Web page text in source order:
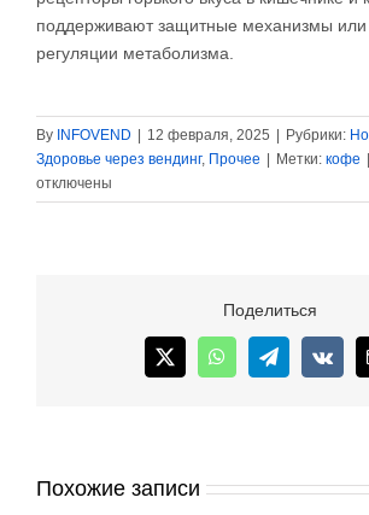
поддерживают защитные механизмы или
регуляции метаболизма.
By INFOVEND 12 февраля, 2025 Рубрики:
Здоровье через вендинг, Прочее Метки: кофе
отключены
Поделиться
X WhatsAppTelegram
Vk
Похожие записи